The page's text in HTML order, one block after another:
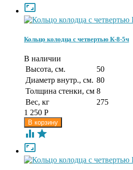

Кольцо колодца с четвертью К-8-5ч
В наличии
Высота, см.
50
Диаметр внутр., см. 80
Толщина стенки, см 8
Вес, кг
275
1 250 Р
 
